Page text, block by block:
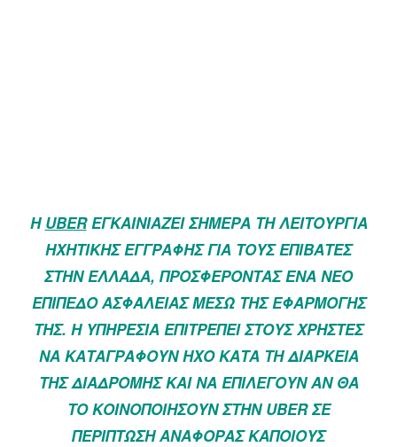
Η UBERΕΓΚΑΙΝΙΆΖΕΙ ΣΉΜΕΡΑ ΤΗ ΛΕΙΤΟΥΡΓΊΑ
ΗΧΗΤΙΚΉΣ ΕΓΓΡΑΦΉΣ ΓΙΑ ΤΟΥΣ ΕΠΙΒΆΤΕΣ
ΣΤΗΝ ΕΛΛΆΔΑ, ΠΡΟΣΦΈΡΟΝΤΑΣ ΈΝΑ ΝΈΟ
ΕΠΊΠΕΔΟ ΑΣΦΆΛΕΙΑΣ ΜΈΣΩ ΤΗΣ ΕΦΑΡΜΟΓΉΣ
ΤΗΣ. Η ΥΠΗΡΕΣΊΑ ΕΠΙΤΡΈΠΕΙ ΣΤΟΥΣ ΧΡΉΣΤΕΣ
ΝΑ ΚΑΤΑΓΡΆΦΟΥΝ ΉΧΟ ΚΑΤΆ ΤΗ ΔΙΆΡΚΕΙΑ
ΤΗΣ ΔΙΑΔΡΟΜΉΣ ΚΑΙ ΝΑ ΕΠΙΛΈΓΟΥΝ ΑΝ ΘΑ
ΤΟ ΚΟΙΝΟΠΟΙΉΣΟΥΝ ΣΤΗΝ UBER ΣΕ
ΠΕΡΊΠΤΩΣΗ ΑΝΑΦΟΡΆΣ ΚΆΠΟΙΟΥΣ